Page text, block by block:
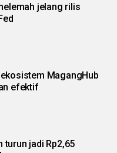
jelang rilis
MagangHub
efektif
turun jadi Rp2,65